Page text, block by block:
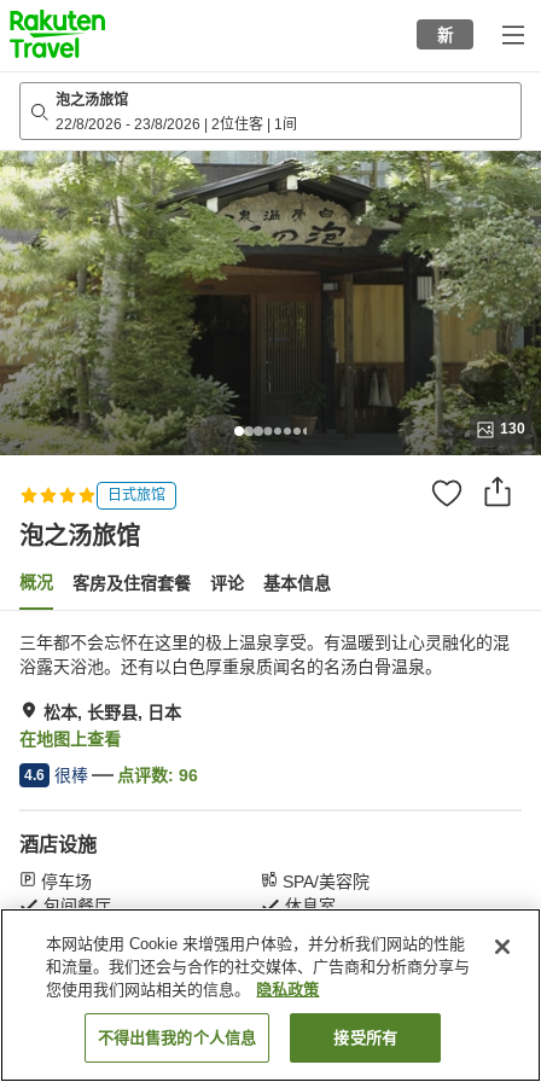
to
top
page
新
泡之汤旅馆
22/8/2026 - 23/8/2026 2位住客 1间
130
日式旅馆
泡之汤旅馆
概况 客房及住宿套餐 评论 基本信息
三年都不会忘怀在这里的极上温泉享受。有温暖到让心灵融化的混
浴露天浴池。还有以白色厚重泉质闻名的名汤白骨温泉。
松本, 长野县, 日本
在地图上查看
4.6 很棒 点评数: 96
酒店设施
停车场
SPA/美容院
包间餐厅
休息室
首页 日本 长野县 松本 泡之汤旅馆
搜索客房
本网站使用 Cookie 来增强用户体验，并分析我们网站的性能
和流量。我们还会与合作的社交媒体、广告商和分析商分享与
您使用我们网站相关的信息。
隐私政策
不得出售我的个人信息 接受所有